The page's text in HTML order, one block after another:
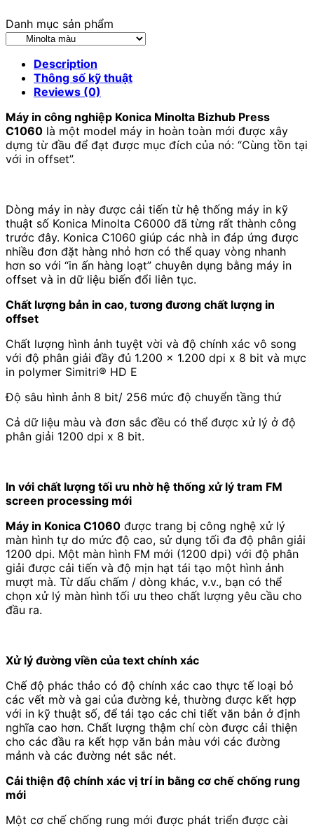
Danh mục sản phẩm
Description
Thông số kỹ thuật
Reviews (0)
Máy in công nghiệp Konica Minolta Bizhub Press
C1060 là một model máy in hoàn toàn mới được xây
dựng từ đầu để đạt được mục đích của nó: “Cùng tồn tại
với in offset”.
Dòng máy in này được cải tiến từ hệ thống máy in kỹ
thuật số Konica Minolta C6000 đã từng rất thành công
trước đây. Konica C1060 giúp các nhà in đáp ứng được
nhiều đơn đặt hàng nhỏ hơn có thể quay vòng nhanh
hơn so với “in ấn hàng loạt” chuyên dụng bằng máy in
offset và in dữ liệu biến đổi liên tục.
Chất lượng bản in cao, tương đương chất lượng in
offset
Chất lượng hình ảnh tuyệt vời và độ chính xác vô song
với độ phân giải đầy đủ 1.200 x 1.200 dpi x 8 bit và mực
in polymer Simitri® HD E
Độ sâu hình ảnh 8 bit/ 256 mức độ chuyển tầng thứ
Cả dữ liệu màu và đơn sắc đều có thể được xử lý ở độ
phân giải 1200 dpi x 8 bit.
In với chất lượng tối ưu nhờ hệ thống xử lý tram FM
screen processing mới
Máy in Konica C1060 được trang bị công nghệ xử lý
màn hình tự do mức độ cao, sử dụng tối đa độ phân giải
1200 dpi. Một màn hình FM mới (1200 dpi) với độ phân
giải được cải tiến và độ mịn hạt tái tạo một hình ảnh
mượt mà. Từ dấu chấm / dòng khác, v.v., bạn có thể
chọn xử lý màn hình tối ưu theo chất lượng yêu cầu cho
đầu ra.
Xử lý đường viền của text chính xác
Chế độ phác thảo có độ chính xác cao thực tế loại bỏ
các vết mờ và gai của đường kẻ, thường được kết hợp
với in kỹ thuật số, để tái tạo các chi tiết văn bản ở định
nghĩa cao hơn. Chất lượng thậm chí còn được cải thiện
cho các đầu ra kết hợp văn bản màu với các đường
mảnh và các đường nét sắc nét.
Cải thiện độ chính xác vị trí in bằng cơ chế chống rung
mới
Một cơ chế chống rung mới được phát triển được cài